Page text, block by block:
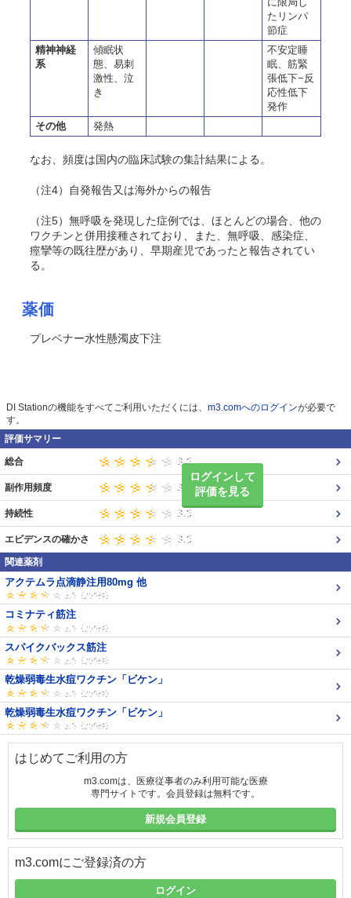
たリンパ
節症
精神神経
系
傾眠状
態、易刺
激性、泣
き
不安定睡
眠、筋緊
張低下−反
応性低下
発作
その他
発熱
なお、頻度は国内の臨床試験の集計結果による。
（注4） 自発報告又は海外からの報告
（注5）無呼吸を発現した症例では、ほとんどの場合、他の
ワクチンと併用接種されており、また、無呼吸、感染症、
痙攣等の既往歴があり、早期産児であったと報告されてい
る。
薬価
プレベナー水性懸濁皮下注
DI Stationの機能をすべてご利用いただくには、 m3.comへのログインが必要で
す。
評価サマリー
ログインして
評価を見る
総合
副作用頻度
持続性
エビデンスの確かさ
関連薬剤
アクテムラ点滴静注用80mg 他
コミナティ筋注
スパイクバックス筋注
乾燥弱毒生水痘ワクチン「ビケン」
乾燥弱毒生水痘ワクチン「ビケン」
はじめてご利用の方
m3.comは、医療従事者のみ利用可能な医療
専門サイトです。会員登録は無料です。
新規会員登録
m3.comにご登録済の方
ログイン